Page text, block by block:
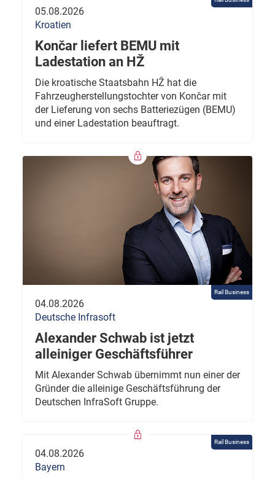
05.08.2026
Kroatien
Končar liefert BEMU mit
Ladestation an HŽ
Die kroatische Staatsbahn HŽ hat die
Fahrzeugherstellungstochter von Končar mit
der Lieferung von sechs Batteriezügen (BEMU)
und einer Ladestation beauftragt.
Rail Business
04.08.2026
Deutsche Infrasoft
Alexander Schwab ist jetzt
alleiniger Geschäftsführer
Mit Alexander Schwab übernimmt nun einer der
Gründer die alleinige Geschäftsführung der
Deutschen InfraSoft Gruppe.
Rail Business
04.08.2026
Bayern